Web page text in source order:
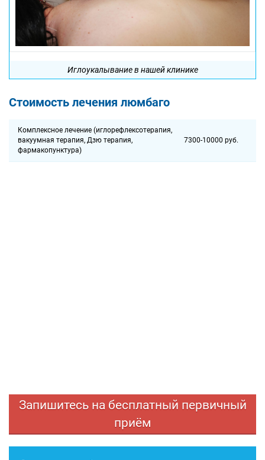
Иглоукалывание в нашей клинике
Стоимость лечения люмбаго
Комплексное лечение (иглорефлексотерапия,
вакуумная терапия, Дзю терапия,
фармакопунктура)
7300-10000 руб.
Запишитесь на бесплатный первичный
приём